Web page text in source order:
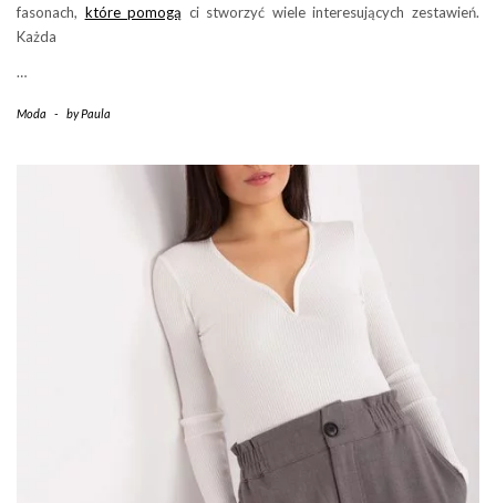
fasonach, które pomogą ci stworzyć wiele interesujących zestawień.
Każda
…
Moda - byPaula